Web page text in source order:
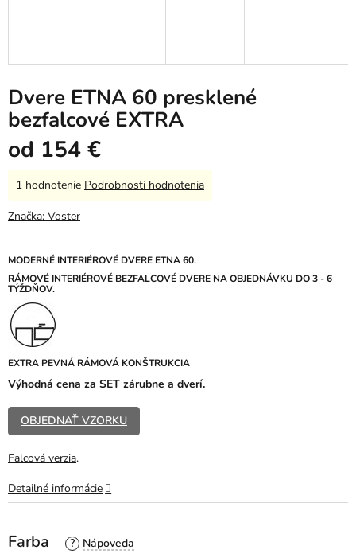
Dvere ETNA 60 presklené
bezfalcové EXTRA
od 154 €
Farba ?
MODERNÉ INTERIÉROVÉ DVERE ETNA 60.
RÁMOVÉ INTERIÉROVÉ BEZFALCOVÉ DVERE NA OBJEDNÁVKU DO 3 - 6
TÝŽDŇOV.
EXTRA PEVNÁ RÁMOVÁ KONŠTRUKCIA
Výhodná cena za SET zárubne a dverí.
OBJEDNAŤ VZORKU
Falcová verzia.
Detailné informácie
Priemerné
produktu
z
5
hviezdičiek.
1 hodnotenie Podrobnosti hodnotenia
Značka: Voster